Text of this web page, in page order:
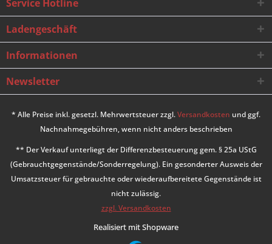
Service Hotline
Ladengeschäft
Informationen
Newsletter
* Alle Preise inkl. gesetzl. Mehrwertsteuer zzgl.Versandkosten und ggf.
Nachnahmegebühren, wenn nicht anders beschrieben
** Der Verkauf unterliegt der Differenzbesteuerung gem. § 25a UStG
(Gebrauchtgegenstände/Sonderregelung). Ein gesonderter Ausweis der
Umsatzsteuer für gebrauchte oder wiederaufbereitete Gegenstände ist
nicht zulässig.
zzgl. Versandkosten
Realisiert mit Shopware